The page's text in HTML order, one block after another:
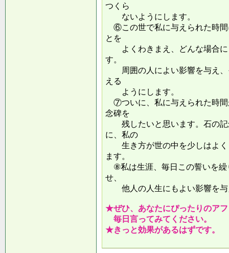
つくら
ないようにします。
⑥この世で私に与えられた時間
とを
よくわきまえ、どんな場合に
す。
周囲の人によい影響を与え、
える
ようにします。
⑦ついに、私に与えられた時間
念碑を
残したいと思います。石の記
に、私の
生き方が世の中を少しはよく
ます。
⑧私は生涯、毎日この誓いを繰
せ、
他人の人生にもよい影響
★ぜひ、あなたにぴったりのア
毎日言ってみてください。
★きっと効果があるはずです。